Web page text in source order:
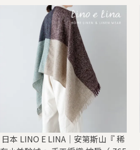
日本 LINO E LINA｜安第斯山『 稀